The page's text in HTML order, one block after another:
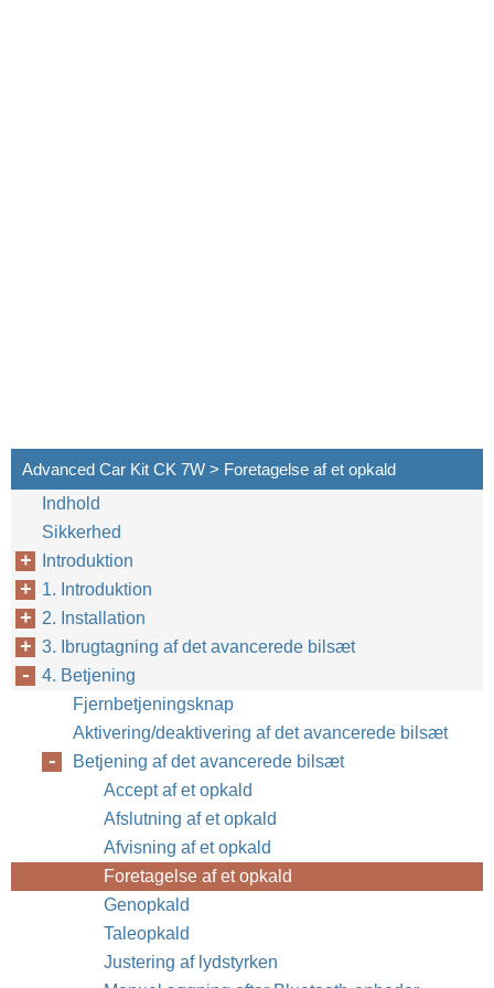
Advanced Car Kit CK 7W > Foretagelse af et opkald
Indhold
Sikkerhed
Introduktion
1. Introduktion
2. Installation
3. Ibrugtagning af det avancerede bilsæt
4. Betjening
Fjernbetjeningsknap
Aktivering/deaktivering af det avancerede bilsæt
Betjening af det avancerede bilsæt
Accept af et opkald
Afslutning af et opkald
Afvisning af et opkald
Foretagelse af et opkald
Genopkald
Taleopkald
Justering af lydstyrken